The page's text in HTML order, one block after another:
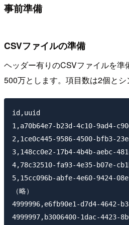
事前準備
CSVファイルの準備
ヘッダー有りのCSVファイルを準
500万とします。項目数は2個とシ
id,uuid
1,a70b64e7-b23d-4c10-9ad4-
2,1ce0c445-9586-4500-bfb3-
3,148cc0e2-17b4-4b4b-aebc-
4,78c32510-fa93-4e35-b07e-
5,15cc096b-abfe-4e60-9424-
（略）
4999996,e6fb90e1-d7d4-4642-
4999997,b3006400-1dac-4423-